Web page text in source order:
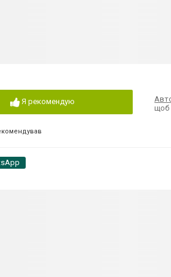
Я рекомендую
щоб